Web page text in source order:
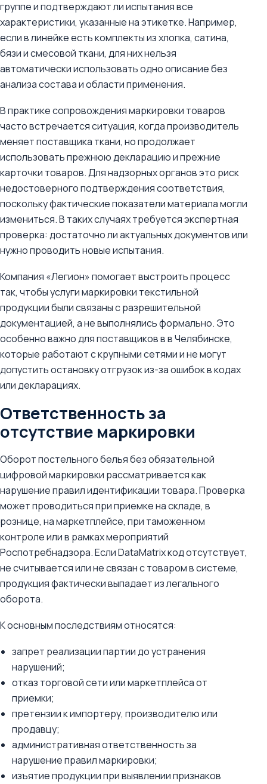
группе и подтверждают ли испытания все
характеристики, указанные на этикетке. Например,
если в линейке есть комплекты из хлопка, сатина,
бязи и смесовой ткани, для них нельзя
автоматически использовать одно описание без
анализа состава и области применения.
В практике сопровождения маркировки товаров
часто встречается ситуация, когда производитель
меняет поставщика ткани, но продолжает
использовать прежнюю декларацию и прежние
карточки товаров. Для надзорных органов это риск
недостоверного подтверждения соответствия,
поскольку фактические показатели материала могли
измениться. В таких случаях требуется экспертная
проверка: достаточно ли актуальных документов или
нужно проводить новые испытания.
Компания «Легион» помогает выстроить процесс
так, чтобы услуги маркировки текстильной
продукции были связаны с разрешительной
документацией, а не выполнялись формально. Это
особенно важно для поставщиков в в Челябинске,
которые работают с крупными сетями и не могут
допустить остановку отгрузок из-за ошибок в кодах
или декларациях.
Ответственность за
отсутствие маркировки
Оборот постельного белья без обязательной
цифровой маркировки рассматривается как
нарушение правил идентификации товара. Проверка
может проводиться при приемке на складе, в
рознице, на маркетплейсе, при таможенном
контроле или в рамках мероприятий
Роспотребнадзора. Если DataMatrix код отсутствует,
не считывается или не связан с товаром в системе,
продукция фактически выпадает из легального
оборота.
К основным последствиям относятся:
запрет реализации партии до устранения
нарушений;
отказ торговой сети или маркетплейса от
приемки;
претензии к импортеру, производителю или
продавцу;
административная ответственность за
нарушение правил маркировки;
изъятие продукции при выявлении признаков